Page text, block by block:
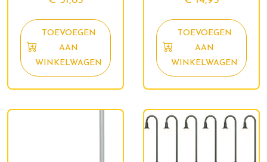
TOEVOEGEN
AAN
WINKELWAGEN
TOEVOEGEN
AAN
WINKELWAGEN